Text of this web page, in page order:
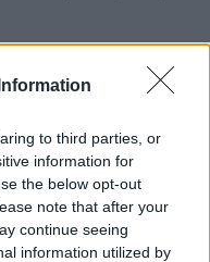
to third parties, or
information for
the below opt-out
note that after your
continue seeing
information utilized by
ρωσικό
πυρηνικοί